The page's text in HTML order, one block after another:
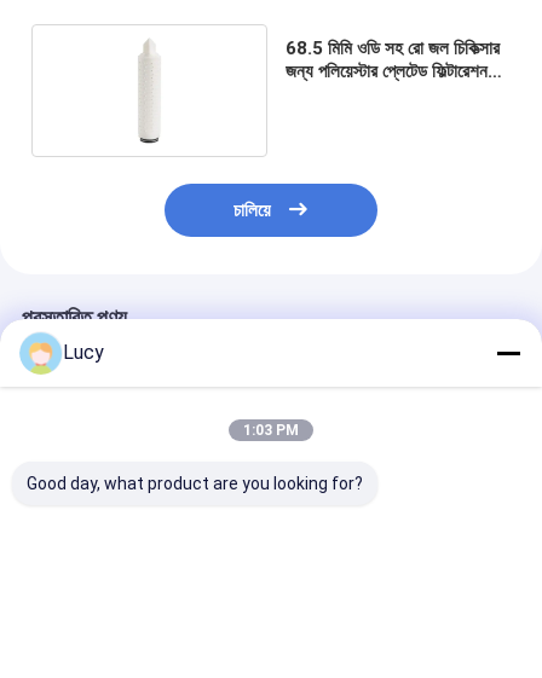
68.5 মিমি ওডি সহ রো জল চিকিত্সার
জন্য পলিয়েস্টার প্লেটেড ফিল্টারেশন
চালিয়ে
প্রস্তাবিত পণ্য
Lucy
1:03 PM
Good day, what product are you looking for?